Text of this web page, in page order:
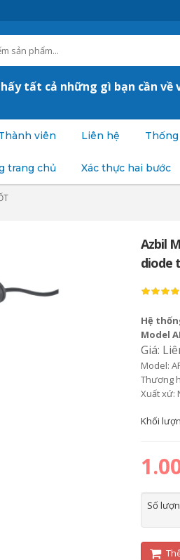
tất cả những gì bạn cần về
viên Liên hệ
trang chủ Xác thực hai bước
Azbil
diode
Hệ
Model
Giá:
Model:
Thương
Xuất xứ:
Khối
Số